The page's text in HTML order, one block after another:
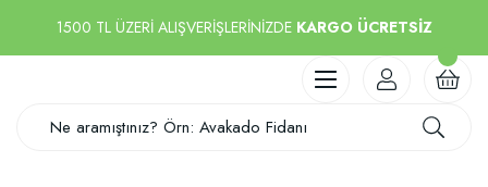
1500 TL ÜZERİ ALIŞVERİŞLERİNİZDE KARGO ÜCRETSİZ